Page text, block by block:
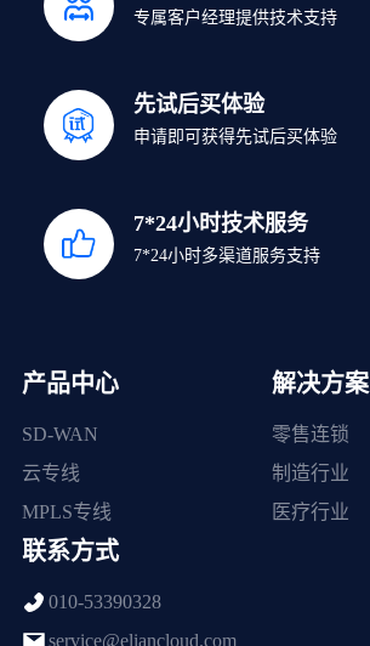
专属客户经理提供技术支持
先试后买体验
申请即可获得先试后买体验
7*24小时技术服务
7*24小时多渠道服务支持
产品中心
SD-WAN
云专线
MPLS专线
解决方案
零售连锁
制造行业
医疗行业
联系方式
010-53390328
service@eliancloud.com